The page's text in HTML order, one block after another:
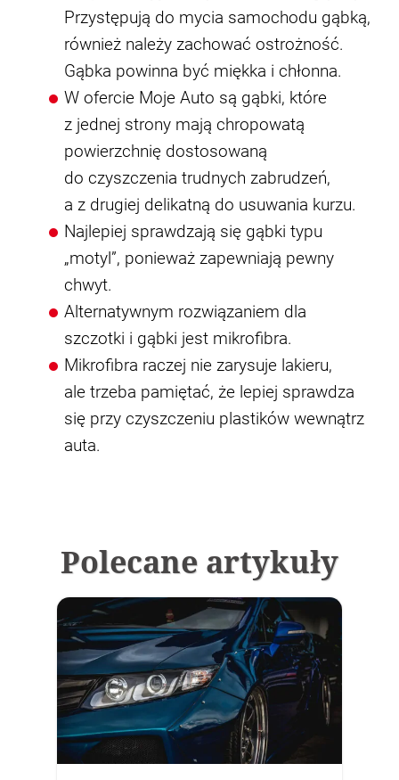
Przystępują do mycia samochodu gąbką,
również należy zachować ostrożność.
Gąbka powinna być miękka i chłonna.
W ofercie Moje Auto są gąbki, które
z jednej strony mają chropowatą
powierzchnię dostosowaną
do czyszczenia trudnych zabrudzeń,
a z drugiej delikatną do usuwania kurzu.
Najlepiej sprawdzają się gąbki typu
„motyl”, ponieważ zapewniają pewny
chwyt.
Alternatywnym rozwiązaniem dla
szczotki i gąbki jest mikrofibra.
Mikrofibra raczej nie zarysuje lakieru,
ale trzeba pamiętać, że lepiej sprawdza
się przy czyszczeniu plastików wewnątrz
auta.
Polecane artykuły